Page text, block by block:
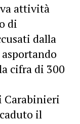
attività
di
dalla
cifra di 300
Carabinieri
il